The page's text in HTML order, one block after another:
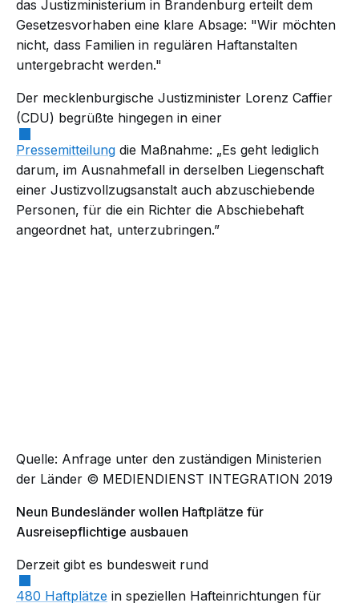
das Justizministerium in Brandenburg erteilt dem
Gesetzesvorhaben eine klare Absage: "Wir möchten
nicht, dass Familien in regulären Haftanstalten
untergebracht werden."
Der mecklenburgische Justizminister Lorenz Caffier
(CDU) begrüßte hingegen in einer
Pressemitteilung die Maßnahme: „Es geht lediglich
darum, im Ausnahmefall in derselben Liegenschaft
einer Justizvollzugsanstalt auch abzuschiebende
Personen, für die ein Richter die Abschiebehaft
angeordnet hat, unterzubringen.”
Quelle: Anfrage unter den zuständigen Ministerien
der Länder © MEDIENDIENST INTEGRATION 2019
Neun Bundesländer wollen Haftplätze für
Ausreisepflichtige ausbauen
Derzeit gibt es bundesweit rund
480 Haftplätze in speziellen Hafteinrichtungen für